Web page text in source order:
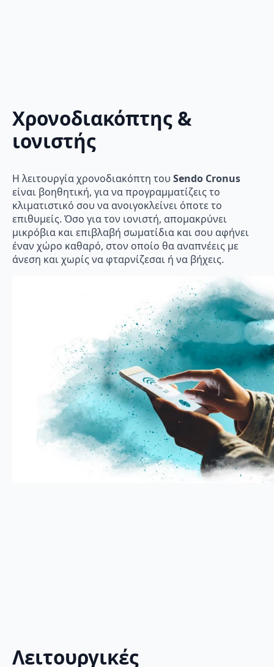
Χρονοδιακόπτης &
ιονιστής
Η λειτουργία χρονοδιακόπτη του Sendo Cronus
είναι βοηθητική, για να προγραμματίζεις το
κλιματιστικό σου να ανοιγοκλείνει όποτε το
επιθυμείς. Όσο για τον ιονιστή, απομακρύνει
μικρόβια και επιβλαβή σωματίδια και σου αφήνει
έναν χώρο καθαρό, στον οποίο θα αναπνέεις με
άνεση και χωρίς να φταρνίζεσαι ή να βήχεις.
Λειτουργικές